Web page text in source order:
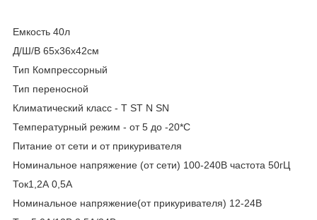
Емкость 40л
Д/Ш/В 65х36х42см
Тип Компрессорный
Тип переносной
Климатический класс - T ST N SN
Температурный режим - от 5 до -20*С
Питание от сети и от прикуривателя
Номинальное напряжение (от сети) 100-240В частота 50гЦ
Ток1,2А 0,5А
Номинальное напряжение(от прикуривателя) 12-24В